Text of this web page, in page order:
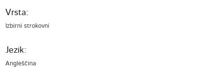
Vrsta:
Izbirni strokovni
Jezik:
Angleščina